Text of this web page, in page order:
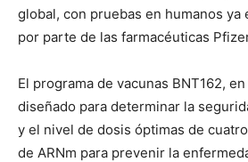
global, con pruebas en humanos ya
por parte de las farmacéuticas
El programa de vacunas BNT162,
diseñado para determinar la
y el nivel de dosis óptimas de
de ARNm para prevenir la